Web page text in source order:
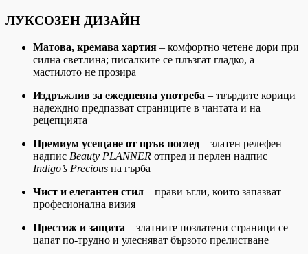
ЛУКСОЗЕН ДИЗАЙН
Матова, кремава хартия – комфортно четене дори при
силна светлина; писалките се плъзгат гладко, а
мастилото не прозира
Издръжлив за ежедневна употреба – твърдите корици
надеждно предпазват страниците в чантата и на
рецепцията
Премиум усещане от пръв поглед – златен релефен
надпис Beauty PLANNER отпред и перлен надпис
Indigo’s Precious на гърба
Чист и елегантен стил – прави ъгли, които запазват
професионална визия
Престиж и защита – златните позлатени страници се
цапат по-трудно и улесняват бързото прелистване